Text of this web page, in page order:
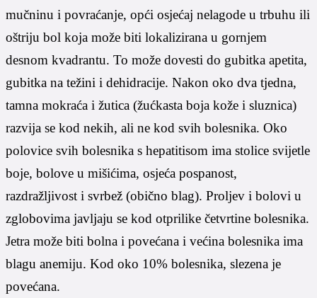
mučninu i povraćanje, opći osjećaj nelagode u trbuhu ili
oštriju bol koja može biti lokalizirana u gornjem
desnom kvadrantu. To može dovesti do gubitka apetita,
gubitka na težini i dehidracije. Nakon oko dva tjedna,
tamna mokraća i žutica (žućkasta boja kože i sluznica)
razvija se kod nekih, ali ne kod svih bolesnika. Oko
polovice svih bolesnika s hepatitisom ima stolice svijetle
boje, bolove u mišićima, osjeća pospanost,
razdražljivost i svrbež (obično blag). Proljev i bolovi u
zglobovima javljaju se kod otprilike četvrtine bolesnika.
Jetra može biti bolna i povećana i većina bolesnika ima
blagu anemiju. Kod oko 10% bolesnika, slezena je
povećana.